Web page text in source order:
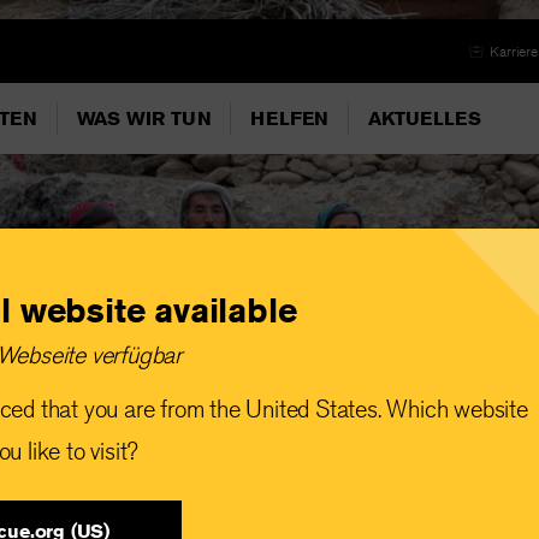
Karriere
WAS WIR TUN HELFEN AKTUELLES
website available
verfügbar
that you are from the United States. Which website
like to visit?
(US)